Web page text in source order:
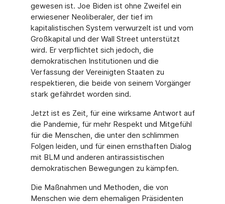
gewesen ist. Joe Biden ist ohne Zweifel ein
erwiesener Neoliberaler, der tief im
kapitalistischen System verwurzelt ist und vom
Großkapital und der Wall Street unterstützt
wird. Er verpflichtet sich jedoch, die
demokratischen Institutionen und die
Verfassung der Vereinigten Staaten zu
respektieren, die beide von seinem Vorgänger
stark gefährdet worden sind.
Jetzt ist es Zeit, für eine wirksame Antwort auf
die Pandemie, für mehr Respekt und Mitgefühl
für die Menschen, die unter den schlimmen
Folgen leiden, und für einen ernsthaften Dialog
mit BLM und anderen antirassistischen
demokratischen Bewegungen zu kämpfen.
Die Maßnahmen und Methoden, die von
Menschen wie dem ehemaligen Präsidenten